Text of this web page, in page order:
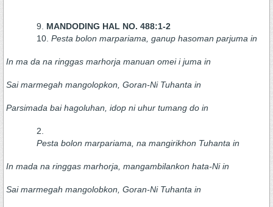
MANDODING HAL NO. 488:1-2
Pesta bolon marpariama, ganup hasoman parjuma in
In ma da na ringgas marhorja manuan omei i juma in
Sai marmegah mangolopkon, Goran-Ni Tuhanta in
Parsimada bai hagoluhan, idop ni uhur tumang do in
Pesta bolon marpariama, na mangirikhon Tuhanta in
In mada na ringgas marhorja, mangambilankon hata-Ni in
Sai marmegah mangolobkon, Goran-Ni Tuhanta in